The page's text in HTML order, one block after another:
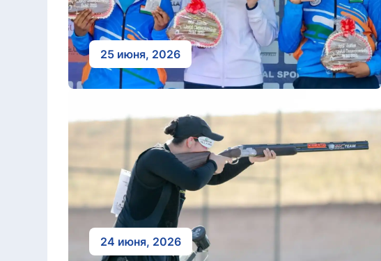
25 июня, 2026
24 июня, 2026